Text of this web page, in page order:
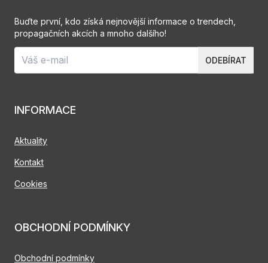
INFORMACE
Aktuality
Kontakt
Cookies
OBCHODNÍ PODMÍNKY
Obchodní podmínky
Buďte první, kdo získá nejnovější informace o trendech,
propagačních akcích a mnoho dalšího!
ODEBÍRAT